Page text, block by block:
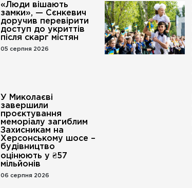
«Люди вішають
замки», — Сєнкевич
доручив перевірити
доступ до укриттів
після скарг містян
05 серпня 2026
У Миколаєві
завершили
проєктування
меморіалу загиблим
Захисникам на
Херсонському шосе –
будівництво
оцінюють у ₴57
мільйонів
06 серпня 2026